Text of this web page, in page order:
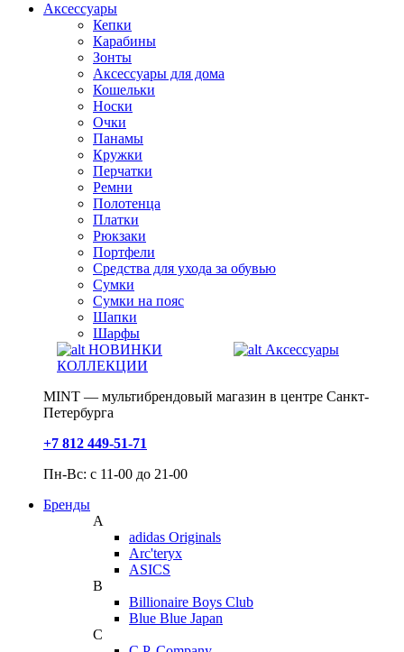
Аксессуары
Кепки
Карабины
Зонты
Аксессуары для дома
Кошельки
Носки
Очки
Панамы
Кружки
Перчатки
Ремни
Полотенца
Платки
Рюкзаки
Портфели
Средства для ухода за обувью
Сумки
Сумки на пояс
Шапки
Шарфы
НОВИНКИ
КОЛЛЕКЦИИ
Аксессуары
MINT — мультибрендовый магазин в центре Санкт-
Петербурга
+7 812 449-51-71
Пн-Вс: с 11-00 до 21-00
Бренды
A
adidas Originals
Arc'teryx
ASICS
B
Billionaire Boys Club
Blue Blue Japan
C